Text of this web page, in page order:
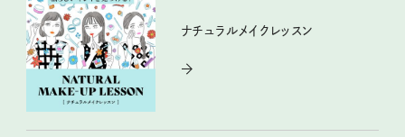
ナチュラルメイクレッスン